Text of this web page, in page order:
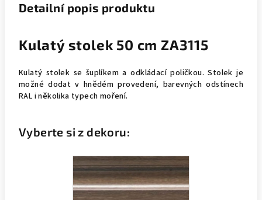
Detailní popis produktu
Kulatý stolek 50 cm ZA3115
Kulatý stolek se šuplíkem a odkládací poličkou. Stolek je
možné dodat v hnědém provedení, barevných odstínech
RAL i několika typech moření.
Vyberte si z dekoru: